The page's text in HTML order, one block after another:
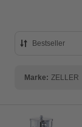
Bestseller
Marke: ZELLER